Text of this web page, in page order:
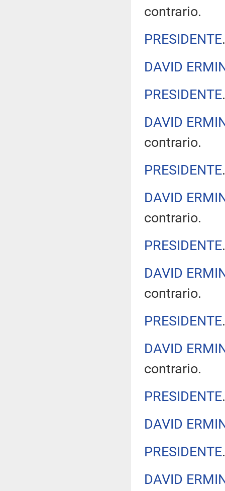
contrario.
PRESIDENTE
DAVID
PRESIDENTE
DAVID
contrario.
PRESIDENTE
DAVID
contrario.
PRESIDENTE
DAVID
contrario.
PRESIDENTE
DAVID
contrario.
PRESIDENTE
DAVID
PRESIDENTE
DAVID